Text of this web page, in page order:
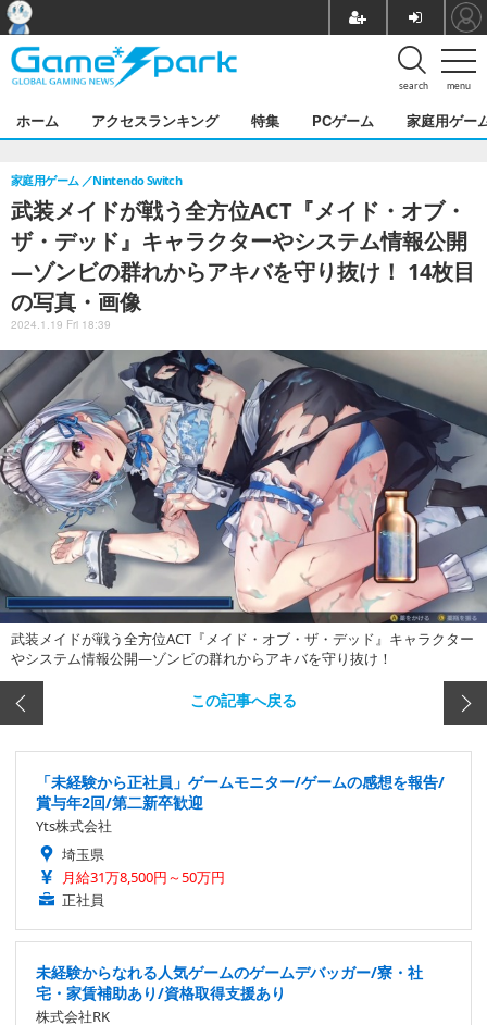
menu
search
ホーム アクセスランキング 特集 PCゲーム 家庭用ゲー
武装メイドが戦う全方位ACT『メイド・オブ・
ザ・デッド』キャラクターやシステム情報公開
―ゾンビの群れからアキバを守り抜け！ 14枚目
の写真・画像
家庭用ゲーム Nintendo Switch
2024.1.19 Fri 18:39
武装メイドが戦う全方位ACT『メイド・オブ・ザ・デッド』キャラクター
やシステム情報公開―ゾンビの群れからアキバを守り抜け！
この記事へ戻る
「未経験から正社員」ゲームモニター/ゲームの感想を報告/
賞与年2回/第二新卒歓迎
Yts株式会社
埼玉県
月給31万8,500円～50万円
正社員
未経験からなれる人気ゲームのゲームデバッガー/寮・社
宅・家賃補助あり/資格取得支援あり
株式会社RK